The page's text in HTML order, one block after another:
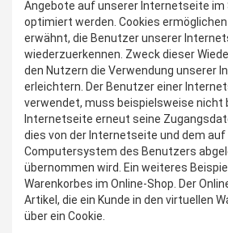
Angebote auf unserer Internetseite im
optimiert werden. Cookies
erwähnt, die Benutzer unserer
wiederzuerkennen. Zweck dieser
den Nutzern die Verwendung unserer
erleichtern. Der Benutzer einer
verwendet, muss beispielsweise nicht
Internetseite erneut seine
dies von der Internetseite und dem auf
Computersystem des Benutzers
übernommen wird. Ein weiteres
Warenkorbes im Online-Shop. Der
Artikel, die ein Kunde in den virtuellen
über ein Cookie.